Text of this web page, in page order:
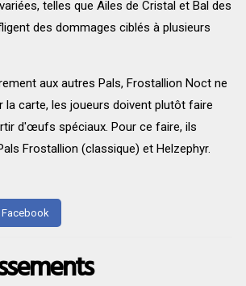
telles que Ailes de Cristal et Bal des
des dommages ciblés à plusieurs
aux autres Pals, Frostallion Noct ne
la carte, les joueurs doivent plutôt faire
d'œufs spéciaux. Pour ce faire, ils
Frostallion (classique) et Helzephyr.